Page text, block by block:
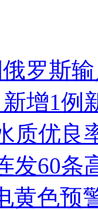
罗斯
增1例
质优良
发60
黄色预